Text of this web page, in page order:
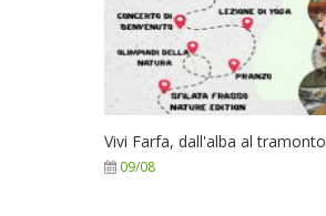
Vivi Farfa, dall'alba al tramonto
09/08